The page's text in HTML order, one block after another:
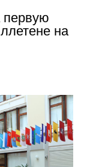
первую
на